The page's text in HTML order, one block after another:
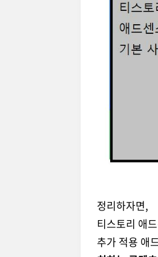
정리하자면,
티스토리 애
추가 적용 애